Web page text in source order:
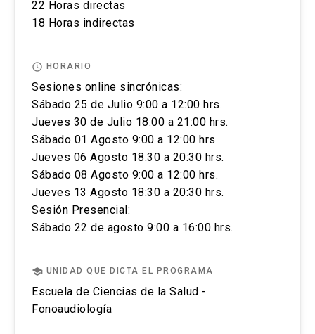
completo de la actividad para estar matriculado.
Puedes revisar aquí más información
importante sobre el proceso de admisión y
matrícula.
22 Horas directas
18 Horas indirectas
access_time HORARIO
Sesiones online sincrónicas:
Sábado 25 de Julio 9:00 a 12:00 hrs.
Jueves 30 de Julio 18:00 a 21:00 hrs.
Sábado 01 Agosto 9:00 a 12:00 hrs.
Jueves 06 Agosto 18:30 a 20:30 hrs.
Sábado 08 Agosto 9:00 a 12:00 hrs.
Jueves 13 Agosto 18:30 a 20:30 hrs.
Sesión Presencial:
Sábado 22 de agosto 9:00 a 16:00 hrs.
school UNIDAD QUE DICTA EL PROGRAMA
Escuela de Ciencias de la Salud -
Fonoaudiología